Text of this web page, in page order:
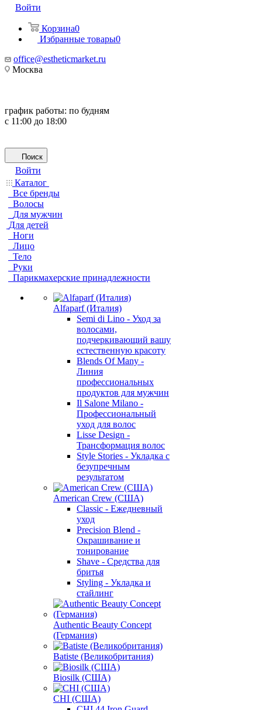
Войти
Корзина0
Избранные товары0
office@estheticmarket.ru
Москва
график работы: по будням
с 11:00 до 18:00
Поиск
Войти
Каталог
Все бренды
Волосы
Для мужчин
Для детей
Ноги
Лицо
Тело
Руки
Парикмахерские принадлежности
Alfaparf (Италия)
Semi di Lino - Уход за
волосами,
подчеркивающий вашу
естественную красоту
Blends Of Many -
Линия
профессиональных
продуктов для мужчин
Il Salone Milano -
Профессиональный
уход для волос
Lisse Design -
Трансформация волос
Style Stories - Укладка с
безупречным
результатом
American Crew (США)
Classic - Ежедневный
уход
Precision Blend -
Окрашивание и
тонирование
Shave - Средства для
бритья
Styling - Укладка и
стайлинг
Authentic Beauty Concept
(Германия)
Batiste (Великобритания)
Biosilk (США)
CHI (США)